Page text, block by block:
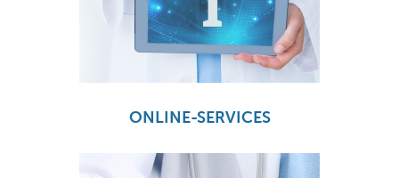
ONLINE-SERVICES